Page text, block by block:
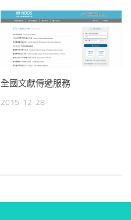
全國文獻傳遞服務
2015-12-28